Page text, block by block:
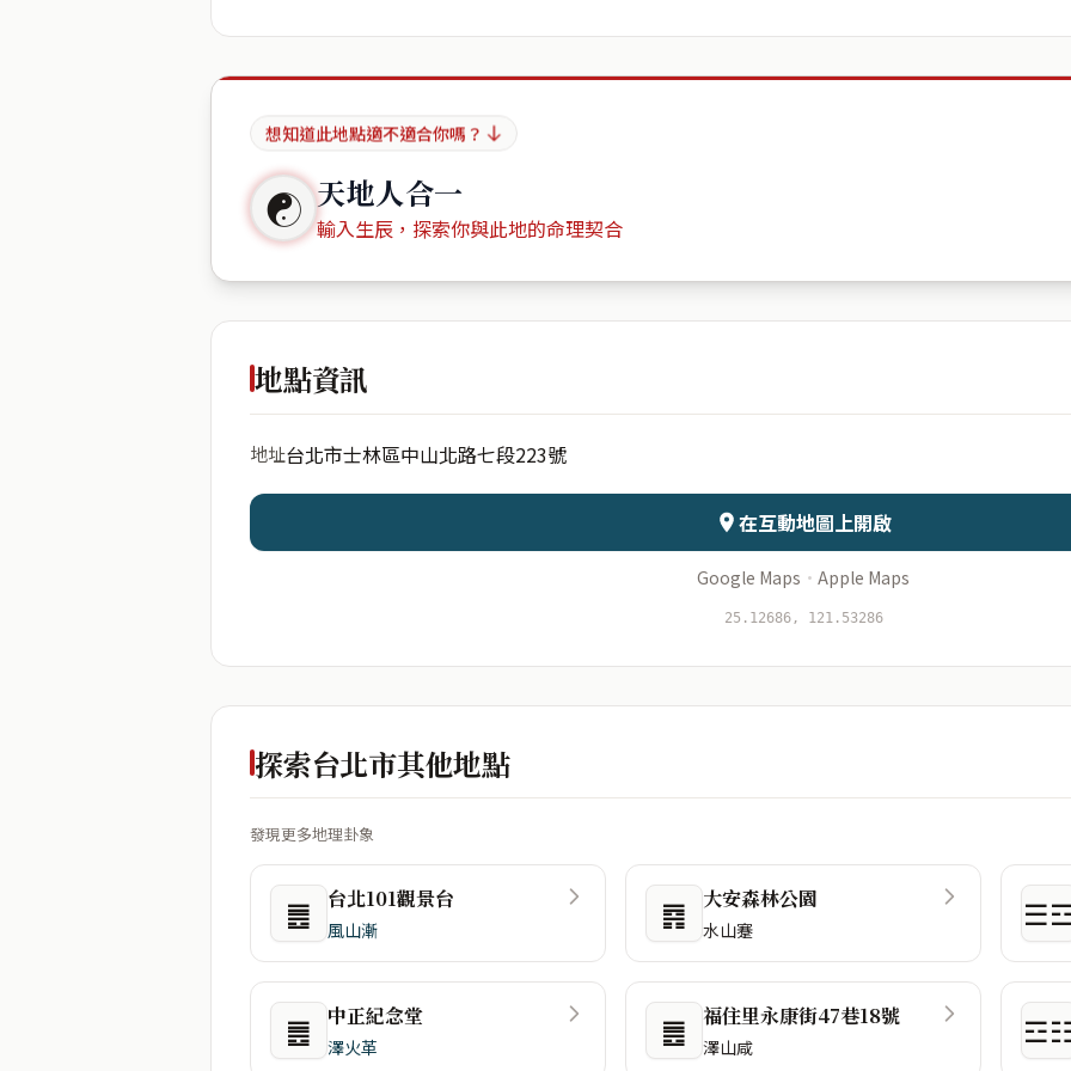
想知道此地點適不適合你嗎？
☯ 天地人合一
輸入生辰，探索你與此地的命理契合
地點資訊
地址台北市士林區中山北路七段223號
在互動地圖上開啟
Google Maps · Apple Maps
25.12686, 121.53286
探索台北市其他地點
發現更多地理卦象
䷌ 台北101觀景台
風山漸 ䷴ 大安森林公園
水山蹇
䷌ 中正紀念堂
澤火革 ䷌ 福住里永康街47巷18號
澤山咸